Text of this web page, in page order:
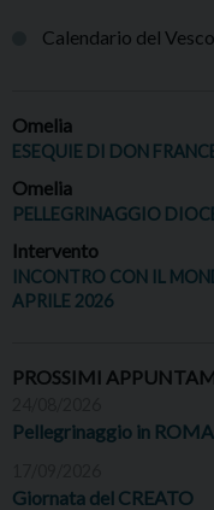
Calendario del
Omelia
ESEQUIE DI DON
Omelia
PELLEGRINAGGIO
Intervento
INCONTRO CON IL
APRILE 2026
PROSSIMI
Pellegrinaggio in
Giornata del CREATO